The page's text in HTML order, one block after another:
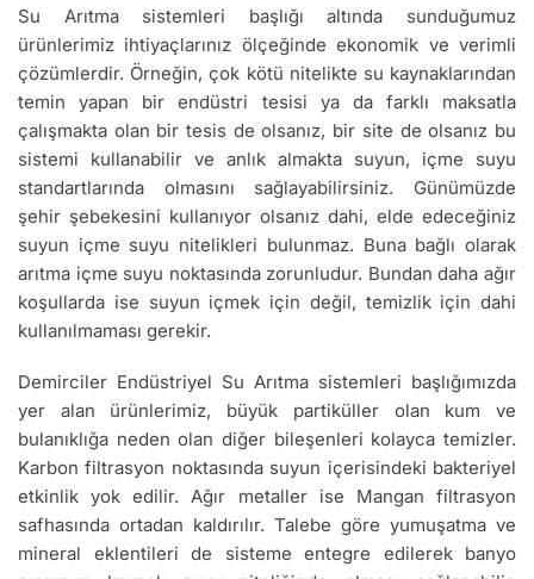
Su Arıtma sistemleri başlığı altında sunduğumuz
ürünlerimiz ihtiyaçlarınız ölçeğinde ekonomik ve verimli
çözümlerdir. Örneğin, çok kötü nitelikte su kaynaklarından
temin yapan bir endüstri tesisi ya da farklı maksatla
çalışmakta olan bir tesis de olsanız, bir site de olsanız bu
sistemi kullanabilir ve anlık almakta suyun, içme suyu
standartlarında olmasını sağlayabilirsiniz. Günümüzde
şehir şebekesini kullanıyor olsanız dahi, elde edeceğiniz
suyun içme suyu nitelikleri bulunmaz. Buna bağlı olarak
arıtma içme suyu noktasında zorunludur. Bundan daha ağır
koşullarda ise suyun içmek için değil, temizlik için dahi
kullanılmaması gerekir.
Demirciler Endüstriyel Su Arıtma sistemleri başlığımızda
yer alan ürünlerimiz, büyük partiküller olan kum ve
bulanıklığa neden olan diğer bileşenleri kolayca temizler.
Karbon filtrasyon noktasında suyun içerisindeki bakteriyel
etkinlik yok edilir. Ağır metaller ise Mangan filtrasyon
safhasında ortadan kaldırılır. Talebe göre yumuşatma ve
mineral eklentileri de sisteme entegre edilerek banyo